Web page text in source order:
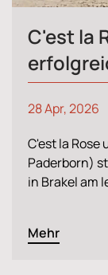
C'est la
28 Apr, 2026
C'est la Rose
Paderborn)
in Brakel am
Mehr